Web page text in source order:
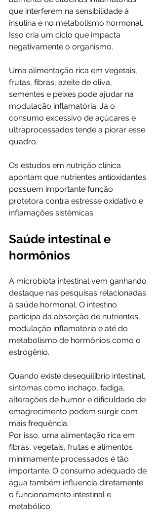
que interferem na sensibilidade à
insulina e no metabolismo hormonal.
Isso cria um ciclo que impacta
negativamente o organismo.
Uma alimentação rica em vegetais,
frutas, fibras, azeite de oliva,
sementes e peixes pode ajudar na
modulação inflamatória. Já o
consumo excessivo de açúcares e
ultraprocessados tende a piorar esse
quadro.
Os estudos em nutrição clínica
apontam que nutrientes antioxidantes
possuem importante função
protetora contra estresse oxidativo e
inflamações sistêmicas.
Saúde intestinal e
hormônios
A microbiota intestinal vem ganhando
destaque nas pesquisas relacionadas
à saúde hormonal. O intestino
participa da absorção de nutrientes,
modulação inflamatória e até do
metabolismo de hormônios como o
estrogênio.
Quando existe desequilíbrio intestinal,
sintomas como inchaço, fadiga,
alterações de humor e dificuldade de
emagrecimento podem surgir com
mais frequência.
Por isso, uma alimentação rica em
fibras, vegetais, frutas e alimentos
minimamente processados é tão
importante. O consumo adequado de
água também influencia diretamente
o funcionamento intestinal e
metabólico.